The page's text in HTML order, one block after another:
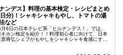
ナンデス】料理の基本検定・レシピまとめ
日分)！シャキシャキもやし、トマトの湯
など
6日の日本テレビ系「ヒルナンデス！」では、
ホン検定を紹介！！料理初心者に向けて、日本
将弘シェフがもやしをシャキシャキ食感にする